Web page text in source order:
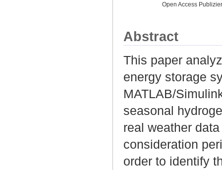
Open Access
Abstract
This paper
energy storage
MATLAB/
seasonal
real weather
consideration
order to identify